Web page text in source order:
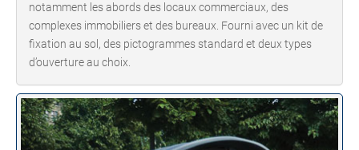
notamment les abords des locaux commerciaux, des
complexes immobiliers et des bureaux. Fourni avec un kit de
fixation au sol, des pictogrammes standard et deux types
d’ouverture au choix.